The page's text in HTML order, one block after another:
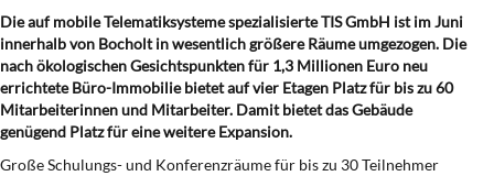
Die auf mobile Telematiksysteme spezialisierte TIS GmbH ist im Juni
innerhalb von Bocholt in wesentlich größere Räume umgezogen. Die
nach ökologischen Gesichtspunkten für 1,3 Millionen Euro neu
errichtete Büro-Immobilie bietet auf vier Etagen Platz für bis zu 60
Mitarbeiterinnen und Mitarbeiter. Damit bietet das Gebäude
genügend Platz für eine weitere Expansion.
Große Schulungs- und Konferenzräume für bis zu 30 Teilnehmer